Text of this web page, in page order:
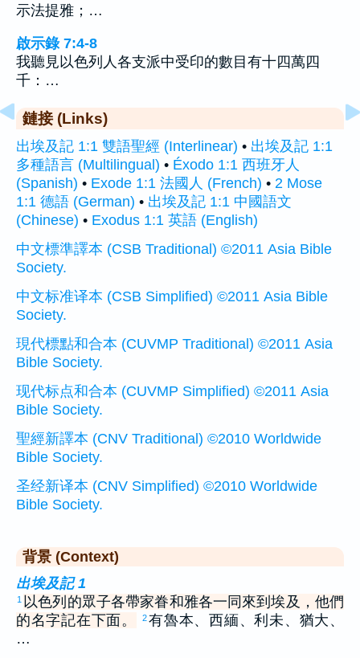
示法提雅；…
啟示錄 7:4-8
我聽見以色列人各支派中受印的數目有十四萬四
千：…
鏈接 (Links)
出埃及記 1:1 雙語聖經 (Interlinear) • 出埃及記 1:1
多種語言 (Multilingual) • Éxodo 1:1 西班牙人
(Spanish) • Exode 1:1 法國人 (French) • 2 Mose
1:1 德語 (German) • 出埃及記 1:1 中國語文
(Chinese) • Exodus 1:1 英語 (English)
中文標準譯本 (CSB Traditional) ©2011 Asia Bible
Society.
中文标准译本 (CSB Simplified) ©2011 Asia Bible
Society.
現代標點和合本 (CUVMP Traditional) ©2011 Asia
Bible Society.
现代标点和合本 (CUVMP Simplified) ©2011 Asia
Bible Society.
聖經新譯本 (CNV Traditional) ©2010 Worldwide
Bible Society.
圣经新译本 (CNV Simplified) ©2010 Worldwide
Bible Society.
背景 (Context)
出埃及記 1
1 以色列的眾子各帶家眷和雅各一同來到埃及，他們
的名字記在下面。
2 有魯本、西緬、利未、猶大、
…